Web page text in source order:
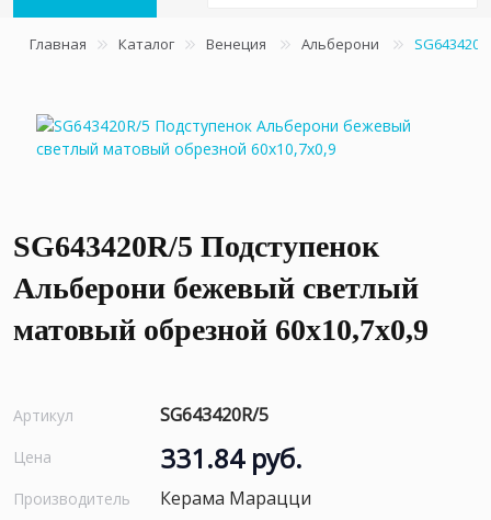
Главная Каталог Венеция Альберони
SG643420R/5 Подступенок
Альберони бежевый светлый
матовый обрезной 60x10,7x0,9
Артикул SG643420R/5
Цена 331.84 руб.
Производитель Керама Марацци